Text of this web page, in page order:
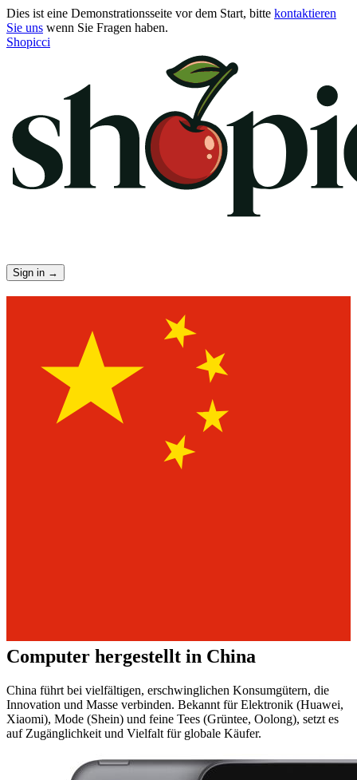
Dies ist eine Demonstrationsseite vor dem Start, bitte kontaktieren
Sie uns wenn Sie Fragen haben.
Shopicci
Sign in →
Computer hergestellt in China
China führt bei vielfältigen, erschwinglichen Konsumgütern, die
Innovation und Masse verbinden. Bekannt für Elektronik (Huawei,
Xiaomi), Mode (Shein) und feine Tees (Grüntee, Oolong), setzt es
auf Zugänglichkeit und Vielfalt für globale Käufer.